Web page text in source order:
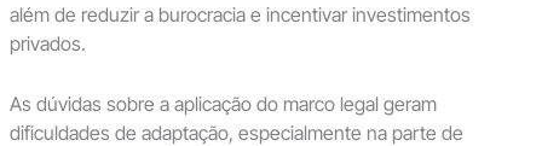
além de reduzir a burocracia e incentivar investimentos
privados.
As dúvidas sobre a aplicação do marco legal geram
dificuldades de adaptação, especialmente na parte de